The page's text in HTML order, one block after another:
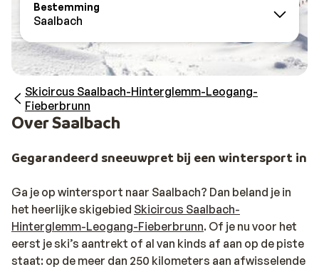
Bestemming
Saalbach
Skicircus Saalbach-Hinterglemm-Leogang-
Fieberbrunn
Over Saalbach
Gegarandeerd sneeuwpret bij een wintersport in
Ga je op wintersport naar Saalbach? Dan beland je in
het heerlijke skigebied Skicircus Saalbach-
Hinterglemm-Leogang-Fieberbrunn. Of je nu voor het
eerst je ski’s aantrekt of al van kinds af aan op de piste
staat: op de meer dan 250 kilometers aan afwisselende